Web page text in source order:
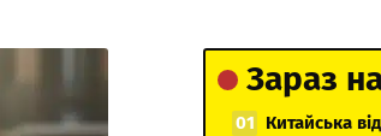
Зараз
Китайська